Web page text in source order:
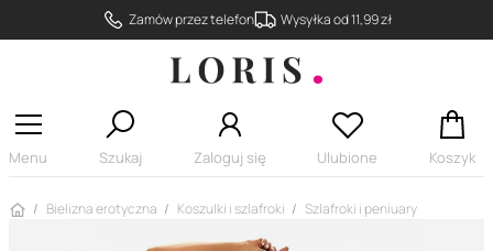
Zamów przez telefon Wysyłka od 11,99 zł
Menu Szukaj Zaloguj się Ulubione Koszyk
Strona główna
Bielizna erotyczna Koszulki i szlafroki Szlafroki i peniuary